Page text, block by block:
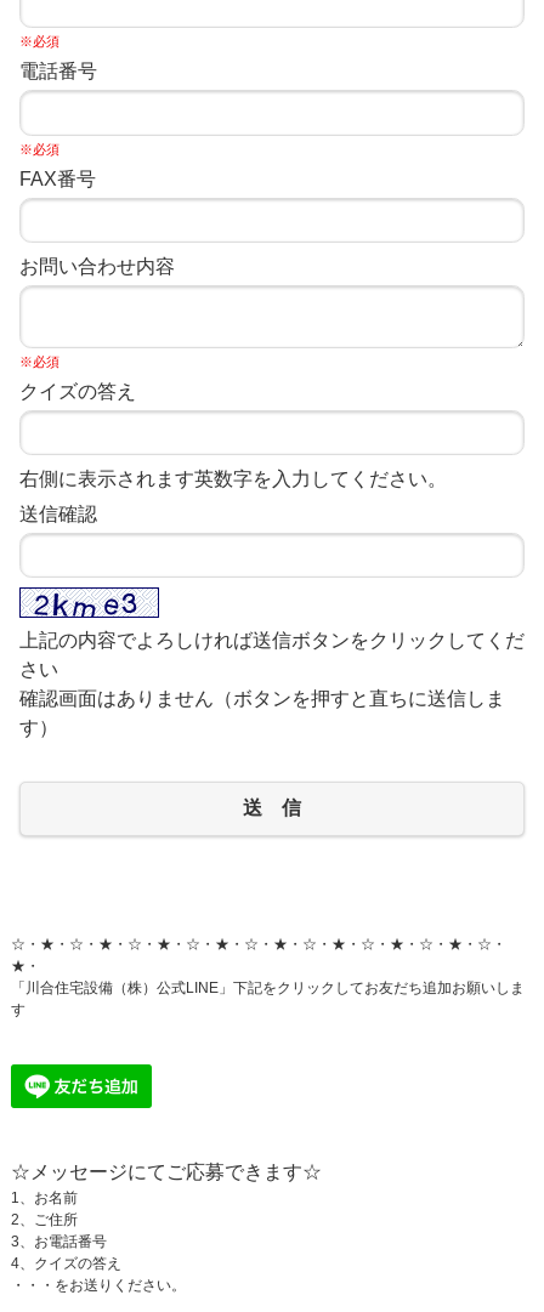
※必須
電話番号
※必須
FAX番号
お問い合わせ内容
※必須
クイズの答え
右側に表示されます英数字を入力してください。
送信確認
上記の内容でよろしければ送信ボタンをクリックしてくだ
さい
確認画面はありません（ボタンを押すと直ちに送信しま
す）
送 信
☆・★・☆・★・☆・★・☆・★・☆・★・☆・★・☆・★・☆・★・☆・
★・
「川合住宅設備（株）公式LINE」下記をクリックしてお友だち追加お願いしま
す
☆メッセージにてご応募できます☆
1、お名前
2、ご住所
3、お電話番号
4、クイズの答え
・・・をお送りください。